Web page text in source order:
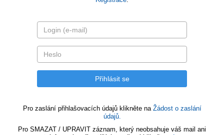
Pro zaslání přihlašovacích údajů klikněte na Žádost o zaslání
údajů.
Pro SMAZAT / UPRAVIT záznam, který neobsahuje váš mail ani